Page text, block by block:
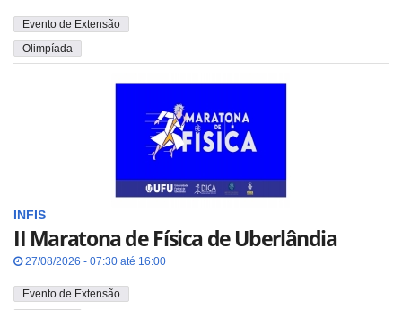
Evento de Extensão
Olimpíada
INFIS
II Maratona de Física de Uberlândia
27/08/2026 - 07:30 até 16:00
Evento de Extensão